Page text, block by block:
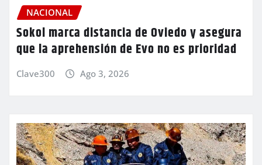
NACIONAL
Sokol marca distancia de Oviedo y asegura
que la aprehensión de Evo no es prioridad
Clave300 Ago 3, 2026